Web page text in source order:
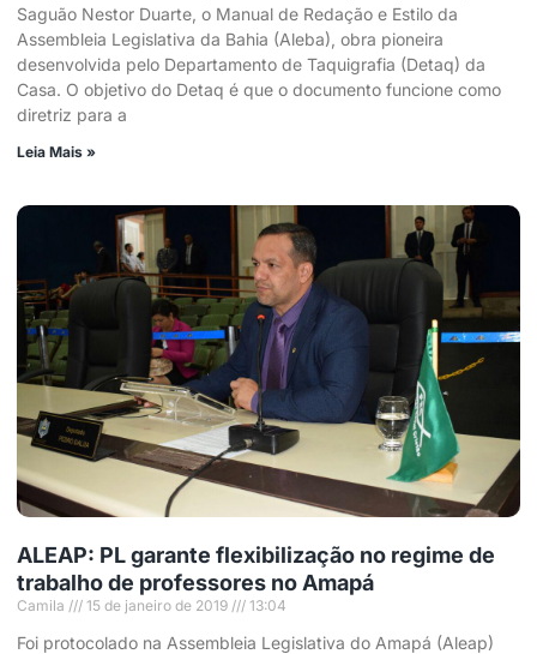
Saguão Nestor Duarte, o Manual de Redação e Estilo da
Assembleia Legislativa da Bahia (Aleba), obra pioneira
desenvolvida pelo Departamento de Taquigrafia (Detaq) da
Casa. O objetivo do Detaq é que o documento funcione como
diretriz para a
Leia Mais »
ALEAP: PL garante flexibilização no regime de
trabalho de professores no Amapá
Camila 15 de janeiro de 2019 13:04
Foi protocolado na Assembleia Legislativa do Amapá (Aleap)